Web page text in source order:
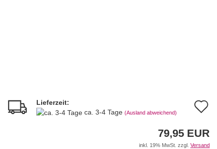
Lieferzeit:
ca. 3-4 Tage (Ausland abweichend)
79,95 EUR
inkl. 19% MwSt. zzgl. Versand